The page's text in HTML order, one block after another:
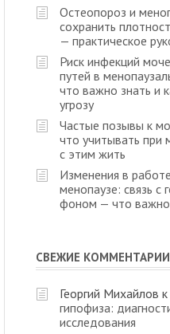
Остеопороз и
сохранить
— практическое
Риск инфекций
путей в
что важно знать и
угрозу
Частые позывы к
что учитывать при
с этим жить
Изменения в
менопаузе: связь с
фоном — что важно
СВЕЖИЕ КОММЕНТАРИИ
Георгий Михайлов
гипофиза:
исследования